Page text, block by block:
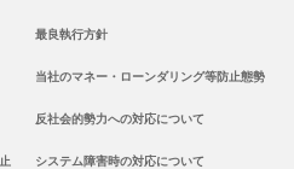
最良執行方針
当社のマネー・ローンダリング等防止態勢
反社会的勢力への対応について
システム障害時の対応について